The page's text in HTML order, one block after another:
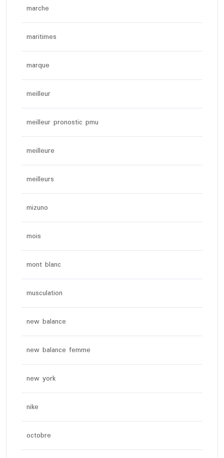
marche
maritimes
marque
meilleur
meilleur pronostic pmu
meilleure
meilleurs
mizuno
mois
mont blanc
musculation
new balance
new balance femme
new york
nike
octobre